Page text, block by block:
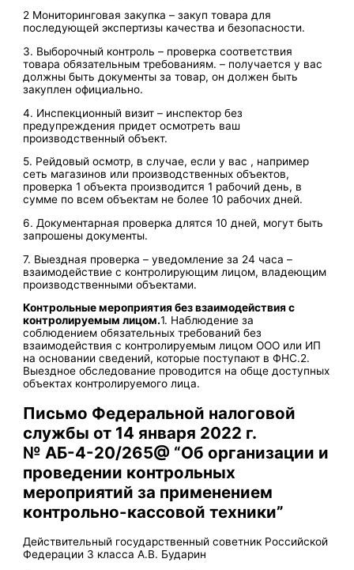
2 Мониторинговая закупка – закуп товара для
последующей экспертизы качества и безопасности.
3. Выборочный контроль – проверка соответствия
товара обязательным требованиям. – получается у вас
должны быть документы за товар, он должен быть
закуплен официально.
4. Инспекционный визит – инспектор без
предупреждения придет осмотреть ваш
производственный объект.
5. Рейдовый осмотр, в случае, если у вас , например
сеть магазинов или производственных объектов,
проверка 1 объекта производится 1 рабочий день, в
сумме по всем объектам не более 10 рабочих дней.
6. Документарная проверка длятся 10 дней, могут быть
запрошены документы.
7. Выездная проверка – уведомление за 24 часа –
взаимодействие с контролирующим лицом, владеющим
производственными объектами.
Контрольные мероприятия без взаимодействия с
контролируемым лицом.1. Наблюдение за
соблюдением обязательных требований без
взаимодействия с контролируемым лицом ООО или ИП
на основании сведений, которые поступают в ФНС.2.
Выездное обследование проводится на обще доступных
объектах контролируемого лица.
Письмо Федеральной налоговой
службы от 14 января 2022 г.
№ АБ-4-20/265@ “Об организации и
проведении контрольных
мероприятий за применением
контрольно-кассовой техники”
Действительный государственный советник Российской
Федерации 3 класса А.В. Бударин